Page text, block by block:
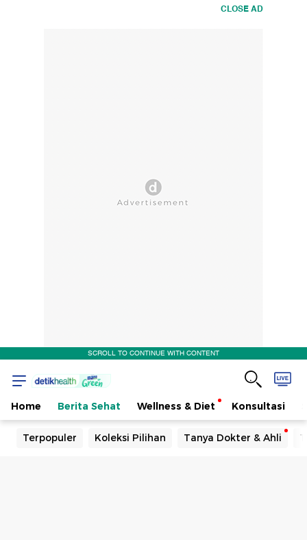
CLOSE AD
SCROLL TO CONTINUE WITH CONTENT
Home Berita Sehat Wellness & Diet Konsultasi
Terpopuler Koleksi Pilihan Tanya Dokter & Ahli